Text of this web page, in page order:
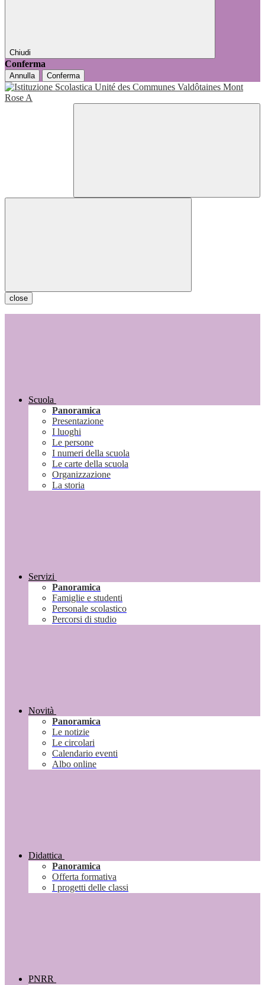
Chiudi
Conferma
Annulla Conferma
close
Scuola
Panoramica
Presentazione
I luoghi
Le persone
I numeri della scuola
Le carte della scuola
Organizzazione
La storia
Servizi
Panoramica
Famiglie e studenti
Personale scolastico
Percorsi di studio
Novità
Panoramica
Le notizie
Le circolari
Calendario eventi
Albo online
Didattica
Panoramica
Offerta formativa
I progetti delle classi
PNRR